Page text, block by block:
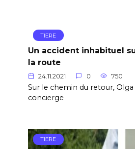
TIERE
Un accident inhabituel
la route
24.11.2021 0 750
Sur le chemin du retour,
concierge
TIERE